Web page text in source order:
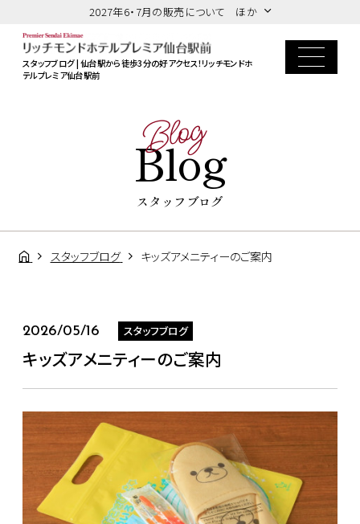
2027年6・7月の販売について ほか
スタッフブログ | 仙台駅から徒歩3分の好アクセス！リッチモンドホ
テルプレミア仙台駅前
Blog
Blog
スタッフブログ
スタッフブログ キッズアメニティーのご案内
2026/05/16 スタッフブログ
キッズアメニティーのご案内